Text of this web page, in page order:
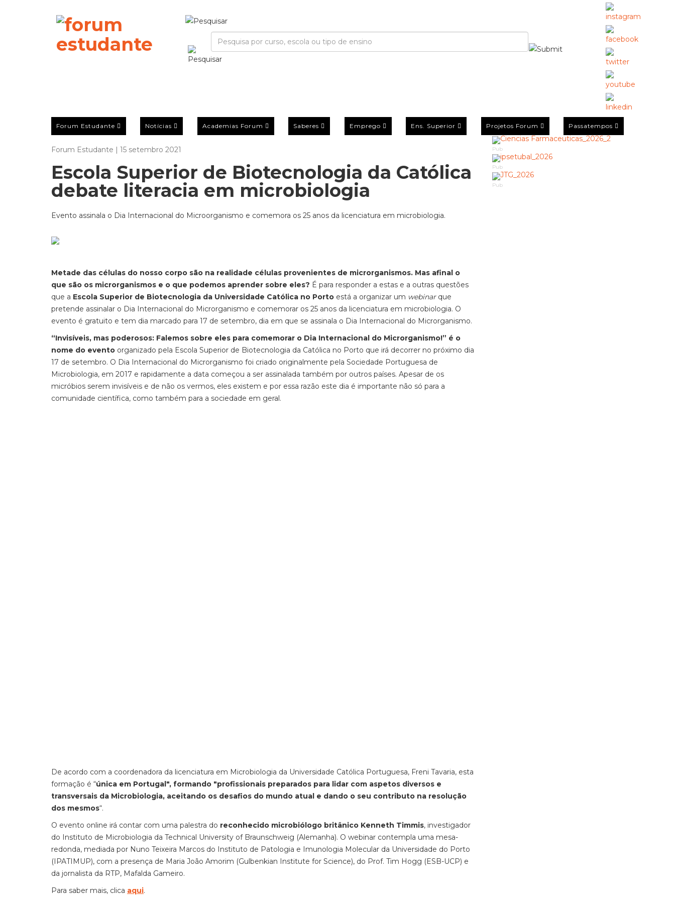
Forum Estudante Notícias Academias Forum Saberes Emprego Ens. Superior Projetos Forum Passatempos
Forum Estudante | 15 setembro 2021
Escola Superior de Biotecnologia da Católica
debate literacia em microbiologia
Evento assinala o Dia Internacional do Microorganismo e comemora os 25 anos da licenciatura em microbiologia.
Metade das células do nosso corpo são na realidade células provenientes de microrganismos. Mas afinal o
que são os microrganismos e o que podemos aprender sobre eles? É para responder a estas e a outras questões
que a Escola Superior de Biotecnologia da Universidade Católica no Porto está a organizar um webinarque
pretende assinalar o Dia Internacional do Microrganismo e comemorar os 25 anos da licenciatura em microbiologia. O
evento é gratuito e tem dia marcado para 17 de setembro, dia em que se assinala o Dia Internacional do Microrganismo.
“Invisíveis, mas poderosos: Falemos sobre eles para comemorar o Dia Internacional do Microrganismo!” é o
nome do evento organizado pela Escola Superior de Biotecnologia da Católica no Porto que irá decorrer no próximo dia
17 de setembro. O Dia Internacional do Microrganismo foi criado originalmente pela Sociedade Portuguesa de
Microbiologia, em 2017 e rapidamente a data começou a ser assinalada também por outros países. Apesar de os
micróbios serem invisíveis e de não os vermos, eles existem e por essa razão este dia é importante não só para a
comunidade científica, como também para a sociedade em geral.
De acordo com a coordenadora da licenciatura em Microbiologia da Universidade Católica Portuguesa, Freni Tavaria, esta
formação é “única em Portugal", formando "profissionais preparados para lidar com aspetos diversos e
transversais da Microbiologia, aceitando os desafios do mundo atual e dando o seu contributo na resolução
dos mesmos“.
O evento online irá contar com uma palestra do reconhecido microbiólogo britânico Kenneth Timmis, investigador
do Instituto de Microbiologia da Technical University of Braunschweig (Alemanha). O webinar contempla uma mesa-
redonda, mediada por Nuno Teixeira Marcos do Instituto de Patologia e Imunologia Molecular da Universidade do Porto
(IPATIMUP), com a presença de Maria João Amorim (Gulbenkian Institute for Science), do Prof. Tim Hogg (ESB-UCP) e
da jornalista da RTP, Mafalda Gameiro.
Para saber mais, clica aqui.
Pub
Pub
Pub